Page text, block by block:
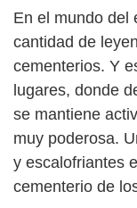
En el mundo del
cantidad de
cementerios. Y
lugares, donde
se mantiene
muy poderosa.
y escalofriantes
cementerio de